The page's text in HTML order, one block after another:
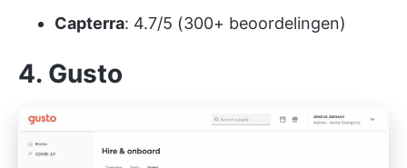
Capterra: 4.7/5 (300+ beoordelingen)
4. Gusto